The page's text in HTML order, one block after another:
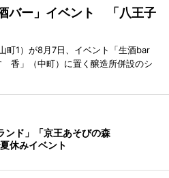
バー」イベント 「八王子
町1）が8月7日、イベント「生酒bar
香」（中町）に置く醸造所併設のシ
ンド」「京王あそびの森
休みイベント